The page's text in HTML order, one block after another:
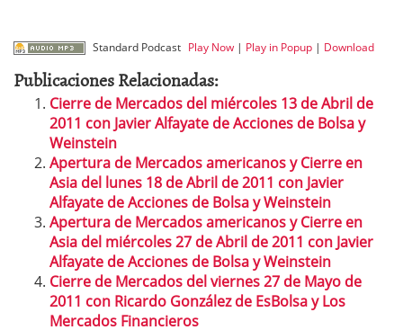
Standard Podcast Play Now| Play in Popup| Download
Publicaciones Relacionadas:
Cierre de Mercados del miércoles 13 de Abril de
2011 con Javier Alfayate de Acciones de Bolsa y
Weinstein
Apertura de Mercados americanos y Cierre en
Asia del lunes 18 de Abril de 2011 con Javier
Alfayate de Acciones de Bolsa y Weinstein
Apertura de Mercados americanos y Cierre en
Asia del miércoles 27 de Abril de 2011 con Javier
Alfayate de Acciones de Bolsa y Weinstein
Cierre de Mercados del viernes 27 de Mayo de
2011 con Ricardo González de EsBolsa y Los
Mercados Financieros